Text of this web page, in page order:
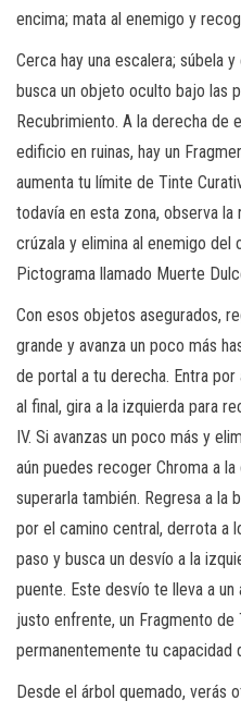
encima; mata al enemigo y
Cerca hay una escalera; súbela
busca un objeto oculto bajo las
Recubrimiento. A la derecha de
edificio en ruinas, hay un
aumenta tu límite de Tinte
todavía en esta zona, observa
crúzala y elimina al enemigo del
Pictograma llamado Muerte
Con esos objetos asegurados,
grande y avanza un poco más
de portal a tu derecha. Entra por
al final, gira a la izquierda para
IV. Si avanzas un poco más y
aún puedes recoger Chroma a
superarla también. Regresa a la
por el camino central, derrota a
paso y busca un desvío a la
puente. Este desvío te lleva a
justo enfrente, un Fragmento de
permanentemente tu capacidad
Desde el árbol quemado, verás